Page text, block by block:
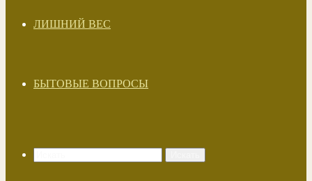
ЛИШНИЙ ВЕС
БЫТОВЫЕ ВОПРОСЫ